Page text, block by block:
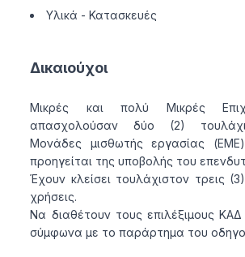
Υλικά - Κατασκευές
Δικαιούχοι
Μικρές και πολύ Μικρές
απασχολούσαν δύο (2)
Μονάδες μισθωτής εργασίας
προηγείται της υποβολής του
Έχουν κλείσει τουλάχιστον τρεις (3)
χρήσεις.
Να διαθέτουν τους επιλέξιμους
σύμφωνα με το παράρτημα του